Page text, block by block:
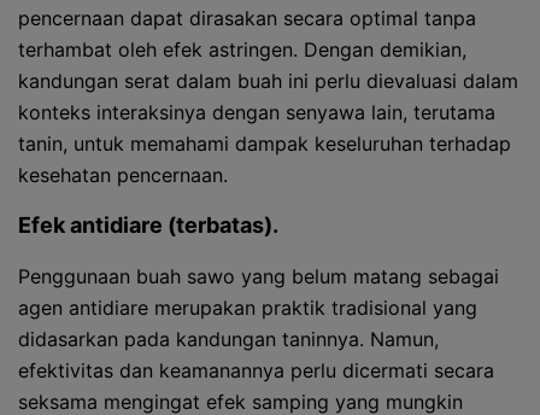
pencernaan dapat dirasakan secara optimal tanpa
terhambat oleh efek astringen. Dengan demikian,
kandungan serat dalam buah ini perlu dievaluasi dalam
konteks interaksinya dengan senyawa lain, terutama
tanin, untuk memahami dampak keseluruhan terhadap
kesehatan pencernaan.
Efek antidiare (terbatas).
Penggunaan buah sawo yang belum matang sebagai
agen antidiare merupakan praktik tradisional yang
didasarkan pada kandungan taninnya. Namun,
efektivitas dan keamanannya perlu dicermati secara
seksama mengingat efek samping yang mungkin